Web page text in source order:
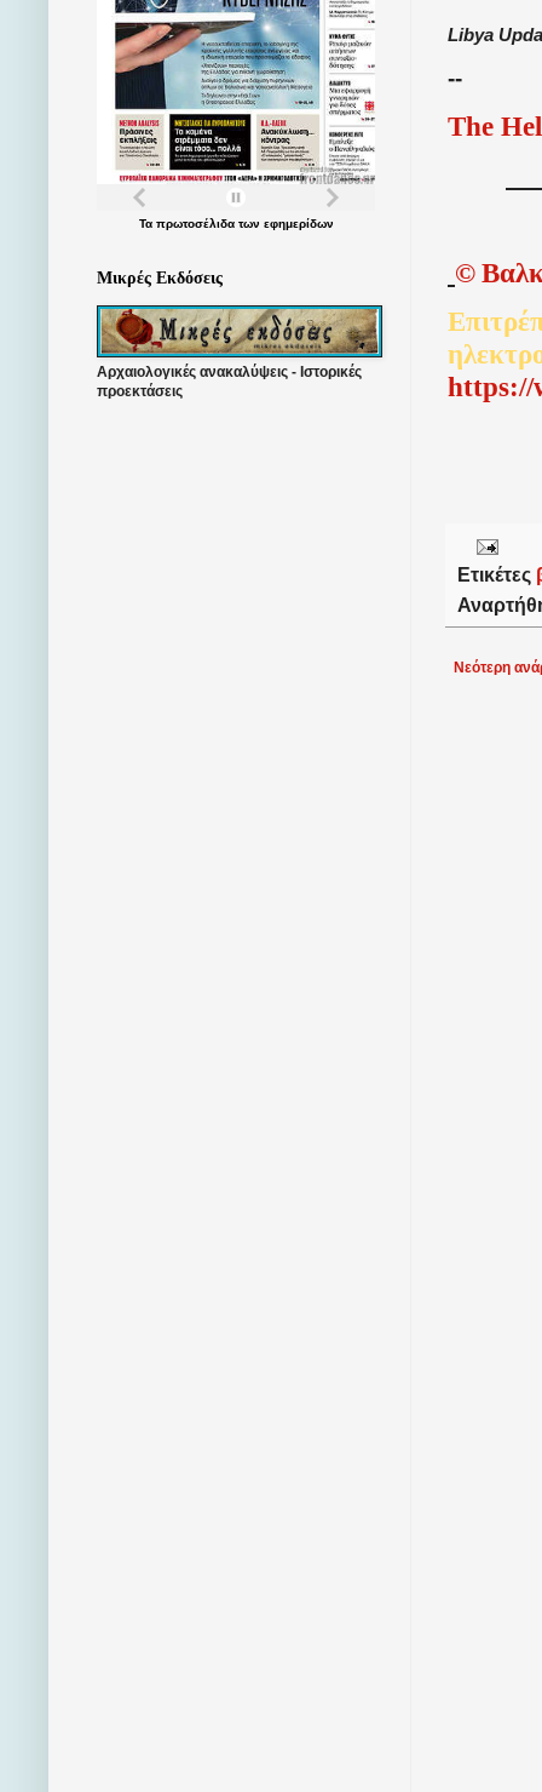
Libya
--
The
©
https://
Ετικέτες
Νεότερη
Τα πρωτοσέλιδατων εφημερίδων
Μικρές Εκδόσεις
Αρχαιολογικές ανακαλύψεις - Ιστορικές
προεκτάσεις